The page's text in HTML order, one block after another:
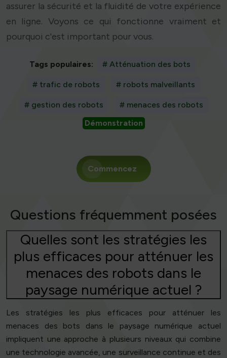
assurer la sécurité et la fluidité de votre expérience
en ligne. Voyons ce qui fonctionne vraiment et
pourquoi c'est important pour vous.
Tags populaires: # Atténuation des bots
# trafic de robots # robots malveillants
# gestion des robots
# menaces des robots
Démonstration
Commencez
Questions fréquemment posées
Quelles sont les stratégies les
plus efficaces pour atténuer les
menaces des robots dans le
paysage numérique actuel ?
Les stratégies les plus efficaces pour atténuer les
menaces des bots dans le paysage numérique actuel
impliquent une approche à plusieurs niveaux qui combine
une technologie avancée, une surveillance continue et des